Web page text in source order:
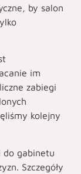
by salon
im
zabiegi
kolejny
do gabinetu
Szczegóły